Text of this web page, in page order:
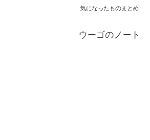
気になったものまとめ
ウーゴのノート